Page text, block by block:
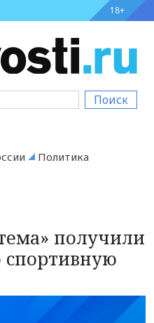
18+
Поиск
Политика
получили
спортивную